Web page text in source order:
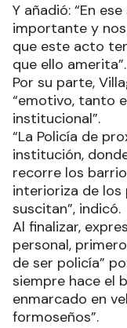
Y añadió: “En
importante y
que este acto
que ello amerita”.
Por su parte,
“emotivo, tanto
institucional”.
“La Policía de
institución,
recorre los
interioriza de los
suscitan”, indicó.
Al finalizar,
personal,
de ser policía”
siempre hace el
enmarcado en
formoseños”.